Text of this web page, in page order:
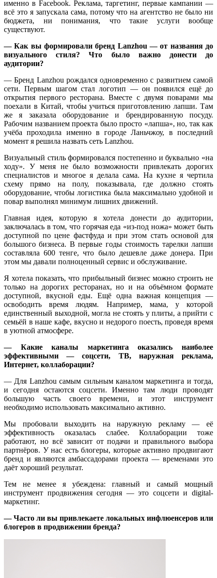
именно в Facebook. Реклама, таргетинг, первые кампании —
всё это я запускала сама, потому что на агентство не было ни
бюджета, ни понимания, что такие услуги вообще
существуют.
— Как вы формировали бренд Lanzhou — от названия до
визуального стиля? Что было важно донести до
аудитории?
— Бренд Lanzhou рождался одновременно с развитием самой
сети. Первым шагом стал логотип — он появился ещё до
открытия первого ресторана. Вместе с двумя поварами мы
поехали в Китай, чтобы учиться приготовлению лапши. Там
же я заказала оборудование и брендированную посуду.
Рабочим названием проекта было просто «лапша», но, так как
учёба проходила именно в городе Ланьчжоу, в последний
момент я решила назвать сеть Lanzhou.
Визуальный стиль формировался постепенно и буквально «на
ходу». У меня не было возможности привлекать дорогих
специалистов и многое я делала сама. На кухне я чертила
схему прямо на полу, показывала, где должно стоять
оборудование, чтобы логистика была максимально удобной и
повар выполнял минимум лишних движений.
Главная идея, которую я хотела донести до аудитории,
заключалась в том, что горячая еда «из-под ножа» может быть
доступной по цене фастфуда и при этом стать основой для
большого бизнеса. В первые годы стоимость тарелки лапши
составляла 600 тенге, что было дешевле даже донера. При
этом мы давали полноценный сервис и обслуживание.
Я хотела показать, что прибыльный бизнес можно строить не
только на дорогих ресторанах, но и на объёмном формате
доступной, вкусной еды. Ещё одна важная концепция —
освободить время людям. Например, мама, у которой
единственный выходной, могла не стоять у плиты, а прийти с
семьёй в наше кафе, вкусно и недорого поесть, проведя время
в уютной атмосфере.
— Какие каналы маркетинга оказались наиболее
эффективными — соцсети, ТВ, наружная реклама,
Интернет, коллаборации?
— Для Lanzhou самым сильным каналом маркетинга и тогда,
и сегодня остаются соцсети. Именно там люди проводят
большую часть своего времени, и этот инструмент
необходимо использовать максимально активно.
Мы пробовали выходить на наружную рекламу — её
эффективность оказалась слабее. Коллаборации тоже
работают, но всё зависит от подачи и правильного выбора
партнёров. У нас есть блогеры, которые активно продвигают
бренд и являются амбассадорами проекта — временами это
даёт хороший результат.
Тем не менее я убеждена: главный и самый мощный
инструмент продвижения сегодня — это соцсети и digital-
маркетинг.
— Часто ли вы привлекаете локальных инфлюенсеров или
блогеров в продвижении бренда?